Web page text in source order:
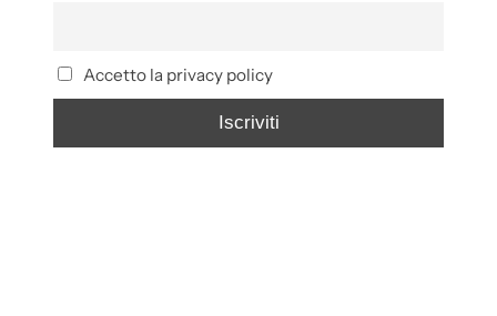
Accetto la privacy policy